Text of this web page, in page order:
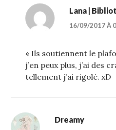
Lana |
16/09/2017 À
« Ils soutiennent le
j’en peux plus, j’ai des
tellement j’ai rigolé. xD
Dreamy